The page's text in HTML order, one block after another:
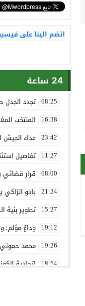
انضم الينا على
24 ساعة
08:25 تجدد الجدل
16:38 المنتخب
23:42 عداء الجيش
11:27 تفاصيل
08:00 قرار قضائي
21:24 بادو
15:27 تطوير بنية
19:12 وداعٌ مؤلم:
19:26 محمد حموني
18:54 اتحادية